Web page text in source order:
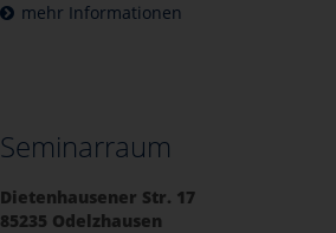
mehr Informationen
Seminarraum
Dietenhausener Str. 17
85235 Odelzhausen